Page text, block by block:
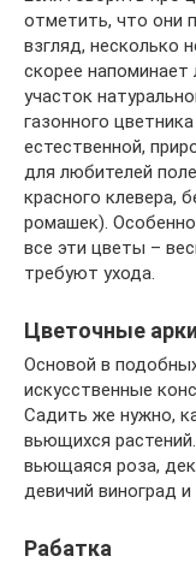
отметить, что они
взгляд, несколько
скорее
участок
газонного
естественной,
для любителей
красного клевера,
ромашек).
все эти цветы –
требуют ухода.
Цветочные арки
Основой в
искусственные
Садить же нужно,
вьющихся
вьющаяся роза,
девичий виноград
Рабатка